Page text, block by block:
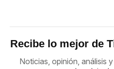
Recibe lo mejor de
Noticias, opinión, análisis